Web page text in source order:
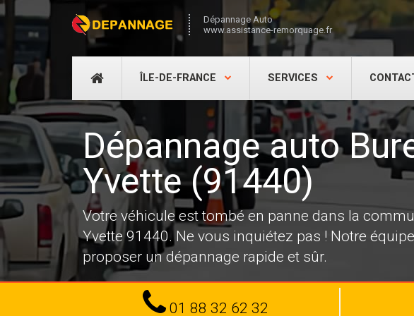
Dépannage Auto
www.assistance-remorquage.fr
DÉPANNAGE
ÎLE-DE-FRANCE SERVICES
Dépannage auto
Yvette (91440)
Votre véhicule est tombé en panne dans la
Yvette 91440. Ne vous inquiétez pas ! Notre
proposer un dépannage rapide et sûr.
Tel
01 88 32 62 32